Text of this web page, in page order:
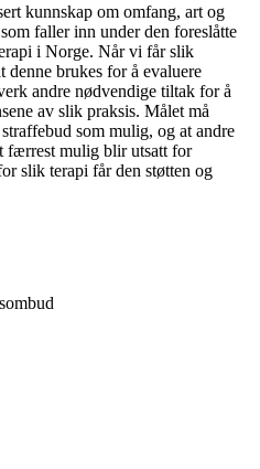
kunnskap om omfang, art og
faller inn under den foreslåtte
i Norge. Når vi får slik
brukes for å evaluere
andre nødvendige tiltak for å
av slik praksis. Målet må
som mulig, og at andre
færrest mulig blir utsatt for
slik terapi får den støtten og